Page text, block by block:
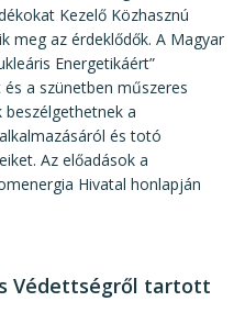
Kezelő Közhasznú
meg az érdeklődők. A Magyar
Energetikáért”
a szünetben műszeres
a
és totó
Az előadások a
Hivatal honlapján
Védettségről tartott